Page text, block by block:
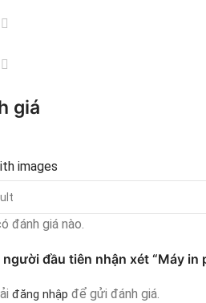
giá
images
đánh giá nào.
người đầu tiên nhận xét “Máy in
đăng nhập để gửi đánh giá.